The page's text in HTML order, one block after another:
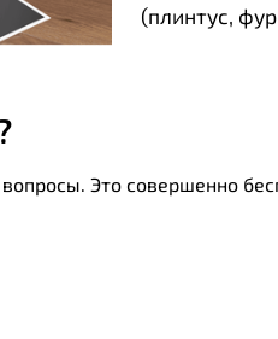
(плинтус,
Это совершенно